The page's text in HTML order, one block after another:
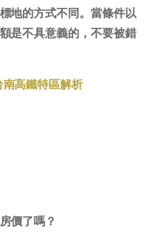
地的方式不同。 當條件以
是不具意義的，不要被錯
南高鐵特區解析
價了嗎？